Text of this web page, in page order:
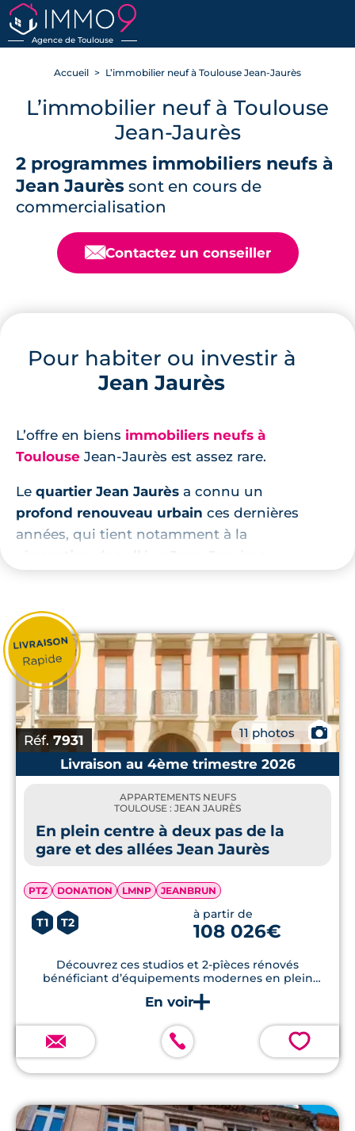
Agence de Toulouse
RETOUR
Accueil L’immobilier neuf à Toulouse Jean-Jaurès
L’immobilier neuf à Toulouse
Jean-Jaurès
2 programmes immobiliers neufs à
Jean Jaurès sont en cours de
commercialisation
📧Contactez un conseiller
Pour habiter ou investir à
Jean Jaurès
L’offre en biens immobiliers neufs à
Toulouse Jean-Jaurès est assez rare.
Le quartier Jean Jaurès a connu un
profond renouveau urbain ces dernières
années, qui tient notamment à la
trouve la plus
restaurants et de cinémasà Toulouse.
Le quartier Jean-Jaurès de Toulouse
propose quelques programmes neufs.
L'emplacement idéal en cœur de ville font
des nouvelles constructions immobilière à
Jean Jaurès, un choix parfait pour un
Réf.7931 11 photos
📷
Livraison au 4ème trimestre 2026
APPARTEMENTS NEUFS
TOULOUSE : JEAN JAURÈS
En plein centre à deux pas de la
gare et des allées Jean Jaurès
PTZ DONATION LMNP JEANBRUN
T1 T2
à partir de
108 026€
Découvrez ces studios et 2-pîèces rénovés
bénéficiant d’équipements modernes en plein
centre-ville de Toulouse.
💗